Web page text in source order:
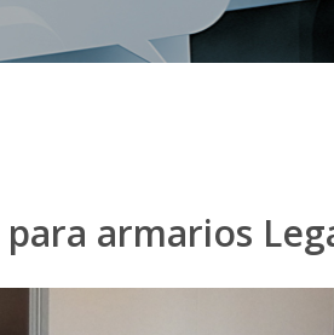
armarios